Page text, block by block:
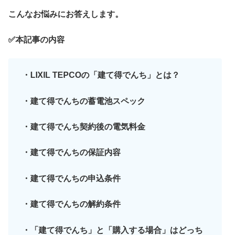
こんなお悩みにお答えします。
✅本記事の内容
・LIXIL TEPCOの「建て得でんち」とは？
・建て得でんちの蓄電池スペック
・建て得でんち契約後の電気料金
・建て得でんちの保証内容
・建て得でんちの申込条件
・建て得でんちの解約条件
・
「建て得でんち」と「購入する場合」はどっち